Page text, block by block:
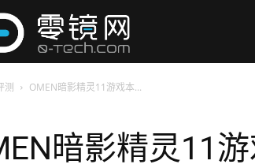
镜
网
测 OMEN暗影精灵11游戏本...
暗影精灵11